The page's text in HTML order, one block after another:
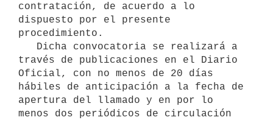
contratación, de acuerdo a lo
dispuesto por el presente
procedimiento.
través de publicaciones en el Diario
Oficial, con no menos de 20 días
hábiles de anticipación a la fecha de
apertura del llamado y en por lo
menos dos periódicos de circulación